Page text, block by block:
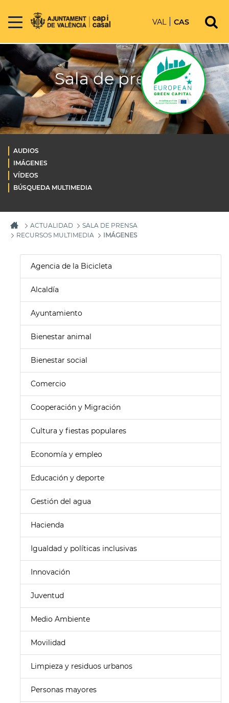
VAL CAS
Sala de prensa
AUDIOS
IMÁGENES
VÍDEOS
BÚSQUEDA MULTIMEDIA
ACTUALIDAD
SALA DE PRENSA
RECURSOS MULTIMEDIA
IMÁGENES
Agencia de la Bicicleta
Alcaldía
Ayuntamiento
Bienestar animal
Bienestar social
Comercio
Cooperación y Migración
Cultura y fiestas populares
Economía y empleo
Educación y deporte
Gestión del agua
Hacienda
Igualdad y políticas inclusivas
Innovación
Juventud
Medio Ambiente
Movilidad
Limpieza y residuos urbanos
Personas mayores